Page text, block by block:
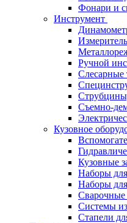
Фонари и
Инструмент
Ручной
Слесарные
Съемно-
Кузовное
Кузовные
Наборы
Наборы
Сварочные
Системы
Стапели